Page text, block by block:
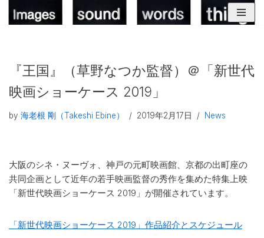
ン
ツ
へ
ス
プ
『王国』（草野なつか監督）＠「新世代
映画ショーケース 2019」
by 海老根 剛（Takeshi Ebine） 2019年2月17日 News
大阪のシネ・ヌーヴォ、神戸の元町映画館、京都の出町座の
共同企画として近年の若手映画監督の秀作を集めた特集上映
「新世代映画ショーケース 2019」が開催されています。
「新世代映画ショーケース 2019」作品紹介とスケジュール